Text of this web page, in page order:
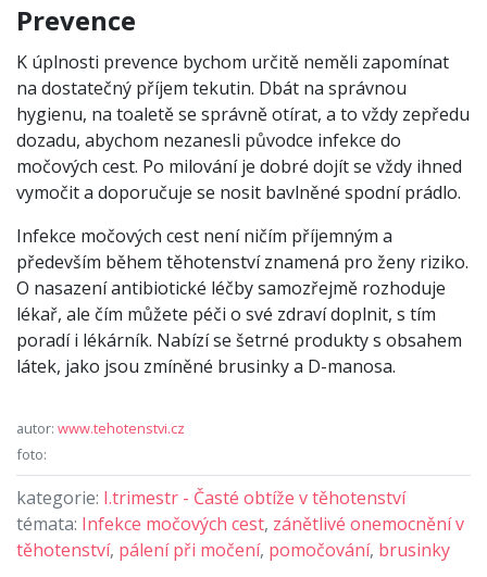
Prevence
K úplnosti prevence bychom určitě neměli zapomínat
na dostatečný příjem tekutin. Dbát na správnou
hygienu, na toaletě se správně otírat, a to vždy zepředu
dozadu, abychom nezanesli původce infekce do
močových cest. Po milování je dobré dojít se vždy ihned
vymočit a doporučuje se nosit bavlněné spodní prádlo.
Infekce močových cest není ničím příjemným a
především během těhotenství znamená pro ženy riziko.
O nasazení antibiotické léčby samozřejmě rozhoduje
lékař, ale čím můžete péči o své zdraví doplnit, s tím
poradí i lékárník. Nabízí se šetrné produkty s obsahem
látek, jako jsou zmíněné brusinky a D-manosa.
autor: www.tehotenstvi.cz
foto:
kategorie: I.trimestr - Časté obtíže v těhotenství
témata: Infekce močových cest, zánětlivé onemocnění v
těhotenství, pálení při močení, pomočování, brusinky